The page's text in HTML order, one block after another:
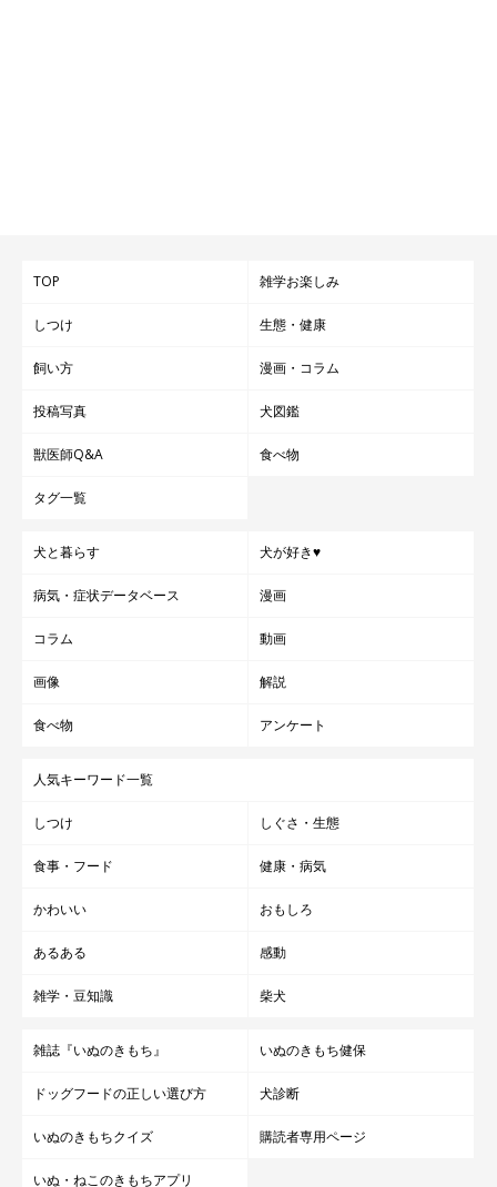
TOP 雑学お楽しみ
しつけ 生態・健康
飼い方 漫画・コラム
投稿写真 犬図鑑
獣医師Q&A 食べ物
タグ一覧
犬と暮らす 犬が好き♥
病気・症状データベース 漫画
コラム 動画
画像 解説
食べ物 アンケート
人気キーワード一覧
しつけ しぐさ・生態
食事・フード 健康・病気
かわいい おもしろ
あるある 感動
雑学・豆知識 柴犬
雑誌『いぬのきもち』 いぬのきもち健保
ドッグフードの正しい選び方 犬診断
いぬのきもちクイズ 購読者専用ページ
いぬ・ねこのきもちアプリ